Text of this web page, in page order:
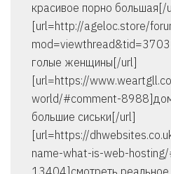
красивое порно большая[/
[url=http://ageloc.store/
голые женщины[/url]
[url=https://
world/#comment-
большие сиськи[/url]
[url=https://
name-what-is-web-